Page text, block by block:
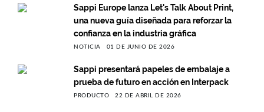
Sappi Europe lanza Let's Talk About Print,
una nueva guía diseñada para reforzar la
confianza en la industria gráfica
NOTICIA 01 DE JUNIO DE 2026
Sappi presentará papeles de embalaje a
prueba de futuro en acción en Interpack
PRODUCTO 22 DE ABRIL DE 2026